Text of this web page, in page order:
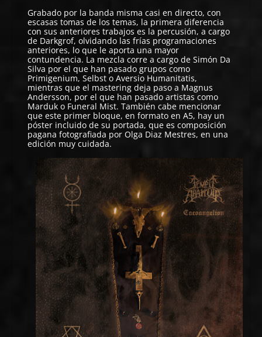
Grabado por la banda misma casi en directo, con
escasas tomas de los temas, la primera diferencia
con sus anteriores trabajos es la percusión, a cargo
de Darkgrof, olvidando las frías programaciones
anteriores, lo que le aporta una mayor
contundencia. La mezcla corre a cargo de Simón Da
Silva por el que han pasado grupos como
Primigenium, Selbst o Aversio Humanitatis,
mientras que el mastering deja paso a Magnus
Andersson, por el que han pasado artistas como
Marduk o Funeral Mist. También cabe mencionar
que este primer bloque, en formato en A5, hay un
póster incluido de su portada, que es composición
pagana fotografiada por Olga Diaz Mestres, en una
edición muy cuidada.